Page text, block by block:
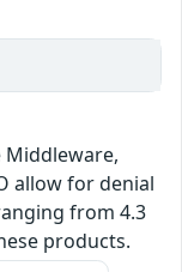
allow for denial
from 4.3
products.